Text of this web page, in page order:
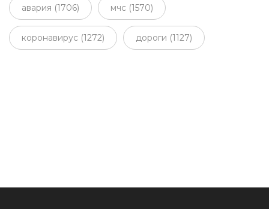
авария (1706) мчс (1570)
коронавирус (1272) дороги (1127)